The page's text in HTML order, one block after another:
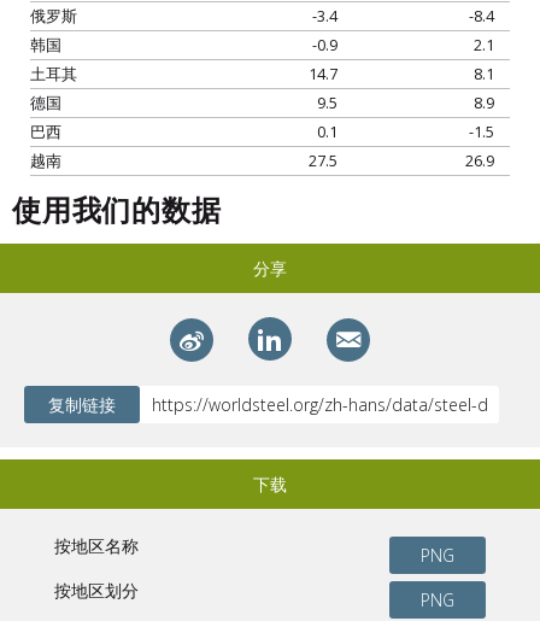
俄罗斯
-3.4
-8.4
韩国
-0.9
2.1
土耳其
14.7
8.1
德国
9.5
8.9
巴西
0.1
-1.5
越南
27.5 26.9
使用我们的数据
分享
复制链接
下载
按地区名称
PNG
按地区划分
PNG